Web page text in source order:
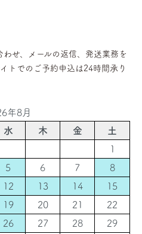
せ、メールの返信、発送業務を
トでのご予約申込は24時間承り
年8月
水 木 金
土
1
5 6 7
8
12 13 14
15
19 20 21
22
26 27 28
29